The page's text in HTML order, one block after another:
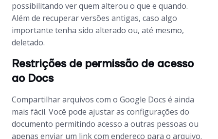
possibilitando ver quem alterou o que e quando.
Além de recuperar versões antigas, caso algo
importante tenha sido alterado ou, até mesmo,
deletado.
Restrições de permissão de acesso
ao Docs
Compartilhar arquivos com o Google Docs é ainda
mais fácil. Você pode ajustar as configurações do
documento permitindo acesso a outras pessoas ou
apenas enviar um link com endereço para o arquivo.